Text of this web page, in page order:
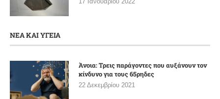
ΝΕΑ ΚΑΙ ΥΓΕΙΑ
Άνοια: Τρεις παράγοντες που αυξάνουν τον
κίνδυνο για τους 65ρηδες
22 Δεκεμβρίου 2021